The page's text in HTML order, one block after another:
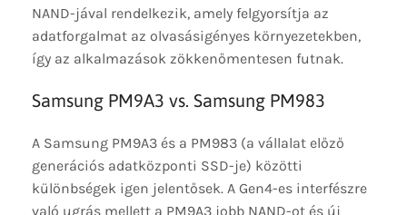
NAND-jával rendelkezik, amely felgyorsítja az
adatforgalmat az olvasásigényes környezetekben,
így az alkalmazások zökkenőmentesen futnak.
Samsung PM9A3 vs. Samsung PM983
A Samsung PM9A3 és a PM983 (a vállalat előző
generációs adatközponti SSD-je) közötti
különbségek igen jelentősek. A Gen4-es interfészre
való ugrás mellett a PM9A3 jobb NAND-ot és új